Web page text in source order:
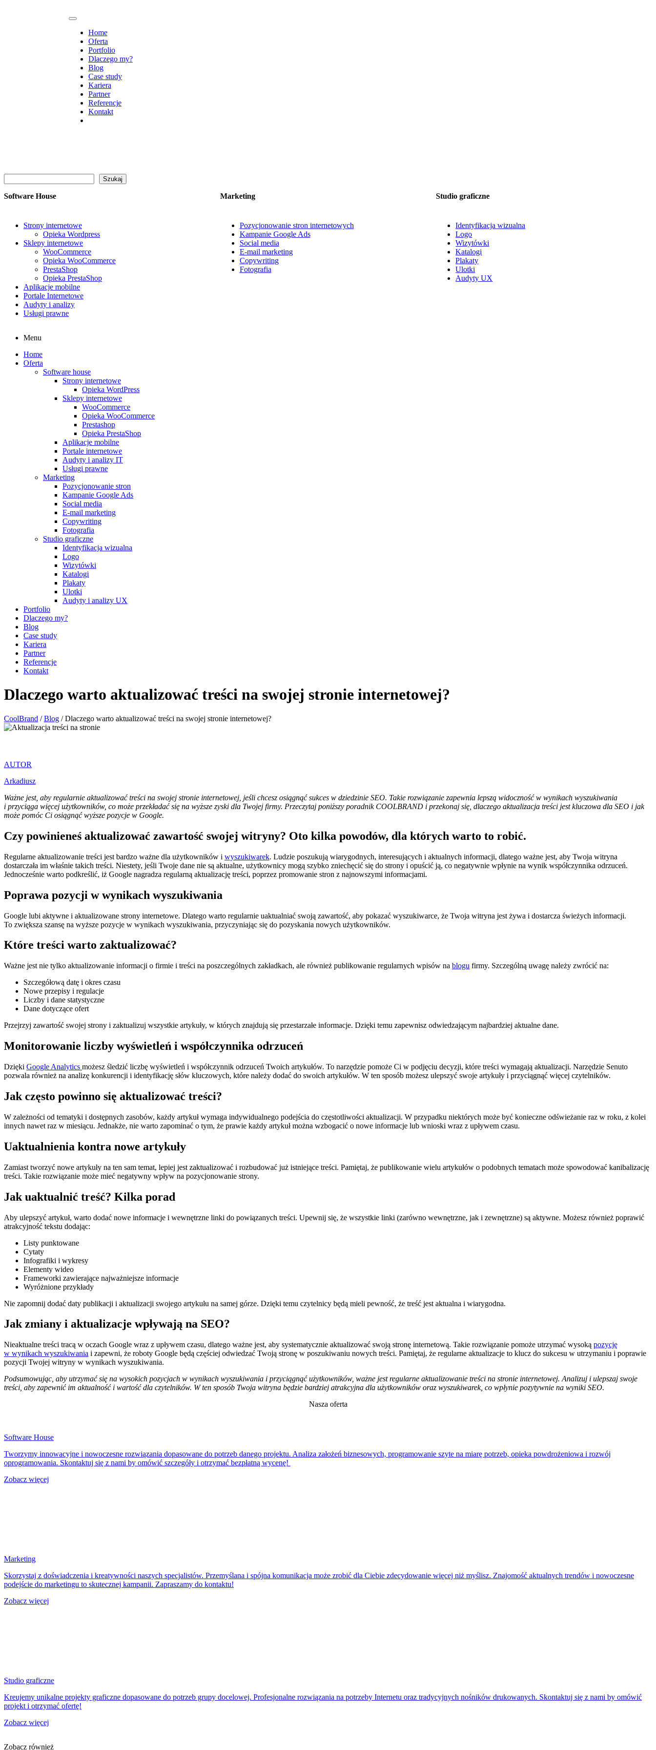
Home
Oferta
Portfolio
Dlaczego my?
Blog
Case study
Kariera
Partner
Referencje
Kontakt
Szukaj
Software House
Strony internetowe
Opieka Wordpress
Sklepy internetowe
WooCommerce
Opieka WooCommerce
PrestaShop
Opieka PrestaShop
Aplikacje mobilne
Portale Internetowe
Audyty i analizy
Usługi prawne
Marketing
Pozycjonowanie stron internetowych
Kampanie Google Ads
Social media
E-mail marketing
Copywriting
Fotografia
Studio graficzne
Identyfikacja wizualna
Logo
Wizytówki
Katalogi
Plakaty
Ulotki
Audyty UX
Menu
Home
Oferta
Software house
Strony internetowe
Opieka WordPress
Sklepy internetowe
WooCommerce
Opieka WooCommerce
Prestashop
Opieka PrestaShop
Aplikacje mobilne
Portale internetowe
Audyty i analizy IT
Usługi prawne
Marketing
Pozycjonowanie stron
Kampanie Google Ads
Social media
E-mail marketing
Copywriting
Fotografia
Studio graficzne
Identyfikacja wizualna
Logo
Wizytówki
Katalogi
Plakaty
Ulotki
Audyty i analizy UX
Portfolio
Dlaczego my?
Blog
Case study
Kariera
Partner
Referencje
Kontakt
Dlaczego warto aktualizować treści na swojej stronie internetowej?
CoolBrand /Blog /Dlaczego warto aktualizować treści na swojej stronie internetowej?
AUTOR
Arkadiusz
Ważne jest, aby regularnie aktualizować treści na swojej stronie internetowej, jeśli chcesz osiągnąć sukces w dziedzinie SEO. Takie rozwiązanie zapewnia lepszą widoczność w wynikach wyszukiwania
i przyciąga więcej użytkowników, co może przekładać się na wyższe zyski dla Twojej firmy. Przeczytaj poniższy poradnik COOLBRAND i przekonaj się, dlaczego aktualizacja treści jest kluczowa dla SEO i jak
może pomóc Ci osiągnąć wyższe pozycje w Google.
Czy powinieneś aktualizować zawartość swojej witryny? Oto kilka powodów, dla których warto to robić.
Regularne aktualizowanie treści jest bardzo ważne dla użytkowników i wyszukiwarek. Ludzie poszukują wiarygodnych, interesujących i aktualnych informacji, dlatego ważne jest, aby Twoja witryna
dostarczała im właśnie takich treści. Niestety, jeśli Twoje dane nie są aktualne, użytkownicy mogą szybko zniechęcić się do strony i opuścić ją, co negatywnie wpłynie na wynik współczynnika odrzuceń.
Jednocześnie warto podkreślić, iż Google nagradza regularną aktualizację treści, poprzez promowanie stron z najnowszymi informacjami.
Poprawa pozycji w wynikach wyszukiwania
Google lubi aktywne i aktualizowane strony internetowe. Dlatego warto regularnie uaktualniać swoją zawartość, aby pokazać wyszukiwarce, że Twoja witryna jest żywa i dostarcza świeżych informacji.
To zwiększa szansę na wyższe pozycje w wynikach wyszukiwania, przyczyniając się do pozyskania nowych użytkowników.
Które treści warto zaktualizować?
Ważne jest nie tylko aktualizowanie informacji o firmie i treści na poszczególnych zakładkach, ale również publikowanie regularnych wpisów na blogu firmy. Szczególną uwagę należy zwrócić na:
Szczegółową datę i okres czasu
Nowe przepisy i regulacje
Liczby i dane statystyczne
Dane dotyczące ofert
Przejrzyj zawartość swojej strony i zaktualizuj wszystkie artykuły, w których znajdują się przestarzałe informacje. Dzięki temu zapewnisz odwiedzającym najbardziej aktualne dane.
Monitorowanie liczby wyświetleń i współczynnika odrzuceń
Dzięki Google Analytics możesz śledzić liczbę wyświetleń i współczynnik odrzuceń Twoich artykułów. To narzędzie pomoże Ci w podjęciu decyzji, które treści wymagają aktualizacji. Narzędzie Senuto
pozwala również na analizę konkurencji i identyfikację słów kluczowych, które należy dodać do swoich artykułów. W ten sposób możesz ulepszyć swoje artykuły i przyciągnąć więcej czytelników.
Jak często powinno się aktualizować treści?
W zależności od tematyki i dostępnych zasobów, każdy artykuł wymaga indywidualnego podejścia do częstotliwości aktualizacji. W przypadku niektórych może być konieczne odświeżanie raz w roku, z kolei
innych nawet raz w miesiącu. Jednakże, nie warto zapominać o tym, że prawie każdy artykuł można wzbogacić o nowe informacje lub wnioski wraz z upływem czasu.
Uaktualnienia kontra nowe artykuły
Zamiast tworzyć nowe artykuły na ten sam temat, lepiej jest zaktualizować i rozbudować już istniejące treści. Pamiętaj, że publikowanie wielu artykułów o podobnych tematach może spowodować kanibalizację
treści. Takie rozwiązanie może mieć negatywny wpływ na pozycjonowanie strony.
Jak uaktualnić treść? Kilka porad
Aby ulepszyć artykuł, warto dodać nowe informacje i wewnętrzne linki do powiązanych treści. Upewnij się, że wszystkie linki (zarówno wewnętrzne, jak i zewnętrzne) są aktywne. Możesz również poprawić
atrakcyjność tekstu dodając:
Listy punktowane
Cytaty
Infografiki i wykresy
Elementy wideo
Frameworki zawierające najważniejsze informacje
Wyróżnione przykłady
Nie zapomnij dodać daty publikacji i aktualizacji swojego artykułu na samej górze. Dzięki temu czytelnicy będą mieli pewność, że treść jest aktualna i wiarygodna.
Jak zmiany i aktualizacje wpływają na SEO?
Nieaktualne treści tracą w oczach Google wraz z upływem czasu, dlatego ważne jest, aby systematycznie aktualizować swoją stronę internetową. Takie rozwiązanie pomoże utrzymać wysoką pozycję
w wynikach wyszukiwania i zapewni, że roboty Google będą częściej odwiedzać Twoją stronę w poszukiwaniu nowych treści. Pamiętaj, że regularne aktualizacje to klucz do sukcesu w utrzymaniu i poprawie
pozycji Twojej witryny w wynikach wyszukiwania.
Podsumowując, aby utrzymać się na wysokich pozycjach w wynikach wyszukiwania i przyciągnąć użytkowników, ważne jest regularne aktualizowanie treści na stronie internetowej. Analizuj i ulepszaj swoje
treści, aby zapewnić im aktualność i wartość dla czytelników. W ten sposób Twoja witryna będzie bardziej atrakcyjna dla użytkowników oraz wyszukiwarek, co wpłynie pozytywnie na wyniki SEO.
Nasza oferta
Software House
Tworzymy innowacyjne i nowoczesne rozwiązania dopasowane do potrzeb danego projektu. Analiza założeń biznesowych, programowanie szyte na miarę potrzeb, opieka powdrożeniowa i rozwój
oprogramowania. Skontaktuj się z nami by omówić szczegóły i otrzymać bezpłatną wycenę!
Zobacz więcej
Marketing
Skorzystaj z doświadczenia i kreatywności naszych specjalistów. Przemyślana i spójna komunikacja może zrobić dla Ciebie zdecydowanie więcej niż myślisz. Znajomość aktualnych trendów i nowoczesne
podejście do marketingu to skutecznej kampanii. Zapraszamy do kontaktu!
Zobacz więcej
Studio graficzne
Kreujemy unikalne projekty graficzne dopasowane do potrzeb grupy docelowej. Profesjonalne rozwiązania na potrzeby Internetu oraz tradycyjnych nośników drukowanych. Skontaktuj się z nami by omówić
projekt i otrzymać ofertę!
Zobacz więcej
Zobacz również